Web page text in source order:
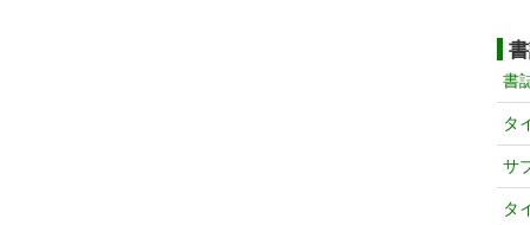
書
タ
サ
タ